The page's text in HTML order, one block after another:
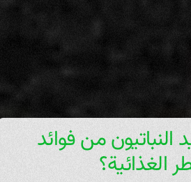
من فوائد
الغذائية؟